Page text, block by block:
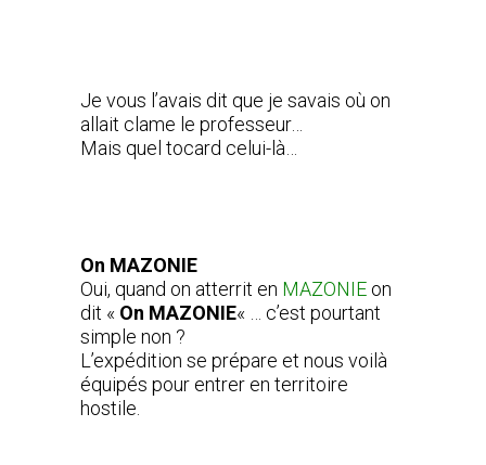
Je vous l’avais dit que je savais où on
allait clame le professeur…
Mais quel tocard celui-là…
On MAZONIE
Oui, quand on atterrit en MAZONIE on
dit « On MAZONIE« … c’est pourtant
simple non ?
L’expédition se prépare et nous voilà
équipés pour entrer en territoire
hostile.